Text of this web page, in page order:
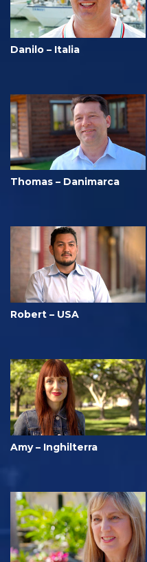
Danilo – Italia
Thomas – Danimarca
Robert – USA
Amy – Inghilterra